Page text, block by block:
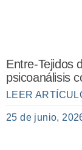
Entre-Tejidos
psicoanálisis
LEER
25 de junio,